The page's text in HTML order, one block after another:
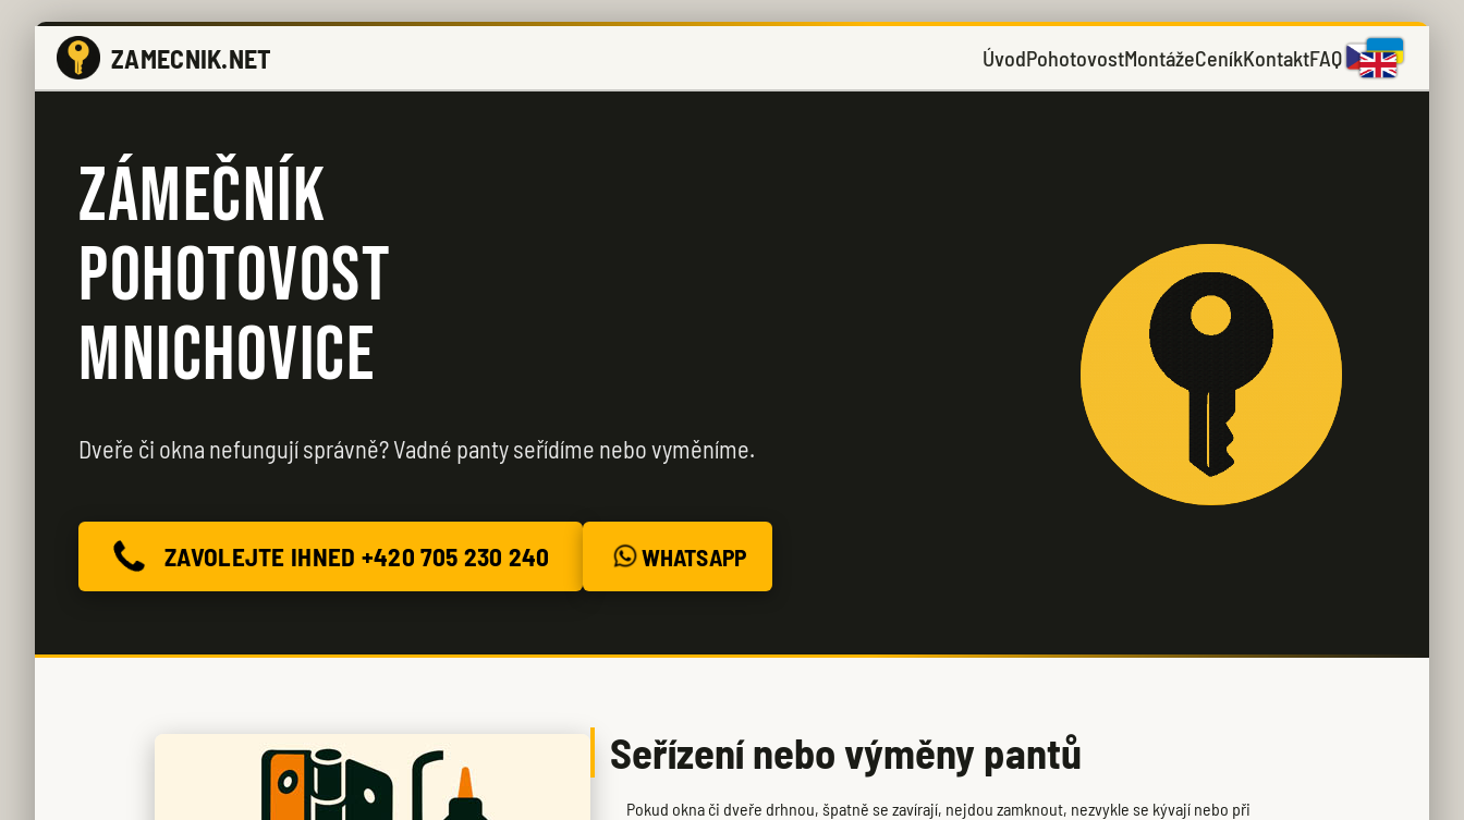
ZAMECNIK.NET ÚvodPohotovostMontážeCeníkKontaktFAQ
ZÁMEČNÍK
POHOTOVOST
MNICHOVICE
Dveře či okna nefungují správně? Vadné panty seřídíme nebo vyměníme.
ZAVOLEJTE IHNED +420 705 230 240 WHATSAPP
Seřízení nebo výměny pantů
Pokud okna či dveře drhnou, špatně se zavírají, nejdou zamknout, nezvykle se kývají nebo při